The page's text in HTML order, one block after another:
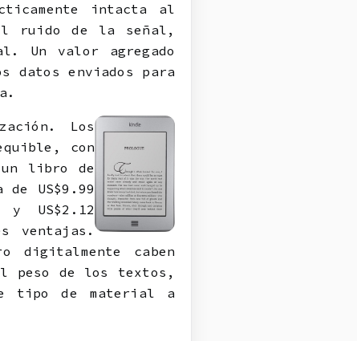
intacta al
ruido de la señal,
Un valor agregado
datos enviados para
Los
con
un libro de
US$9.99
US$2.12
ventajas.
digitalmente caben
peso de los textos,
tipo de material a